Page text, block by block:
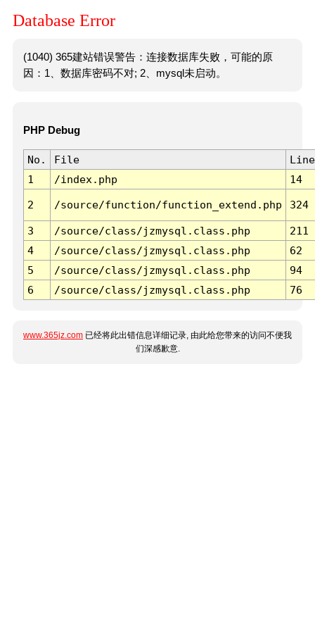
Database Error
(1040) 365建站错误警告：连接数据库失败，可能的原
因：1、数据库密码不对; 2、mysql未启动。
PHP Debug
No. File
Line
1
/index.php 14
2 /source/function/function_extend.php 324
3 /source/class/jzmysql.class.php
211
4
/source/class/jzmysql.class.php
62
5
/source/class/jzmysql.class.php
94
6
/source/class/jzmysql.class.php 76
www.365jz.com 已经将此出错信息详细记录, 由此给您带来的访问不便我
们深感歉意.